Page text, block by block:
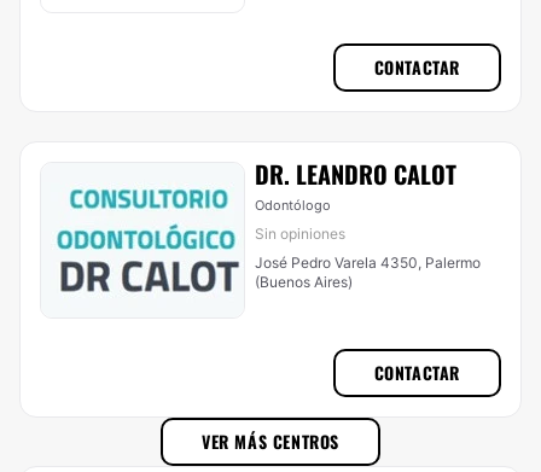
CONTACTAR
DR. LEANDRO CALOT
Odontólogo
Sin opiniones
José Pedro Varela 4350, Palermo
(Buenos Aires)
CONTACTAR
VER MÁS CENTROS